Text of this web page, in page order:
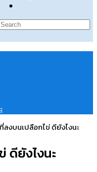
website
search
ดียังไงนะ